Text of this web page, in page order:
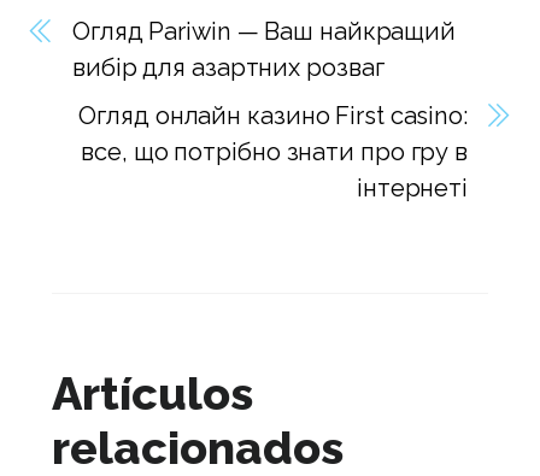
Огляд Pariwin — Ваш найкращий
вибір для азартних розваг
Огляд онлайн казино First casino:
все, що потрібно знати про гру в
інтернеті
Artículos
relacionados